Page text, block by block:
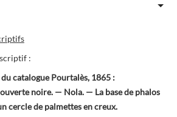
:
catalogue Pourtalès, 1865 :
noire. — Nola. — La base de phalos
cercle de palmettes en creux.